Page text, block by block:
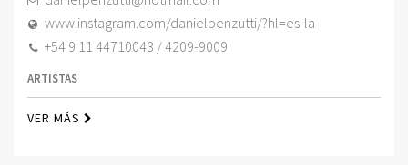
www.instagram.com/danielpenzutti/?hl=es-la
+54 9 11 44710043 / 4209-9009
ARTISTAS
VER MÁS